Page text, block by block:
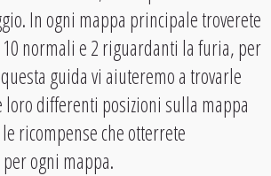
In ogni mappa principale troverete
normali e 2 riguardanti la furia, per
guida vi aiuteremo a trovarle
differenti posizioni sulla mappa
ricompense che otterrete
ogni mappa.